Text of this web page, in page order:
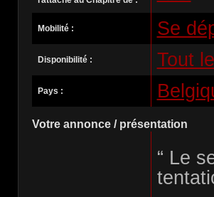
Mobilité : Se
Disponibilité : Tout
Pays :
Votre annonce / présentation
“ Le